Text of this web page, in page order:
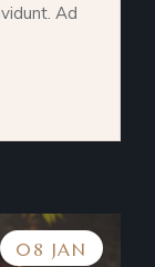
Ad
08 JAN